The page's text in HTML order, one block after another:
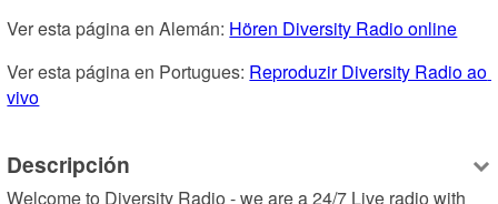
Ver esta página en Alemán: Hören Diversity Radio online
Ver esta página en Portugues: Reproduzir Diversity Radio ao
vivo
Descripción
Welcome to Diversity Radio - we are a 24/7 Live radio with